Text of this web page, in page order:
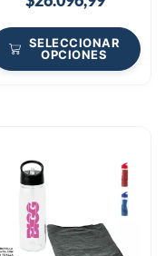
SELECCIONAR
OPCIONES